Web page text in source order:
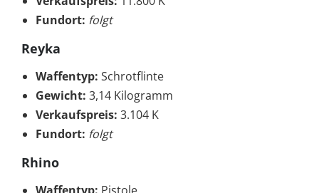
Fundort: folgt
Reyka
Waffentyp: Schrotflinte
Gewicht: 3,14 Kilogramm
Verkaufspreis: 3.104 K
Fundort: folgt
Rhino